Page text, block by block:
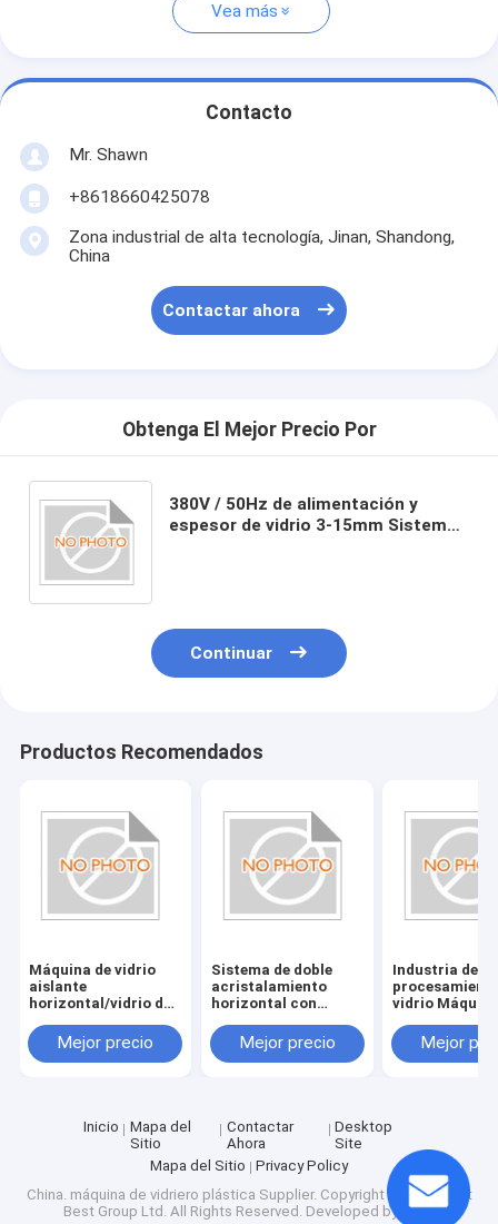
Vea más
Contacto
Mr. Shawn
+8618660425078
Zona industrial de alta tecnología, Jinan, Shandong,
China
Contactar ahora
Obtenga El Mejor Precio Por
380V / 50Hz de alimentación y
espesor de vidrio 3-15mm Sistema
Continuar
Productos Recomendados
Máquina de vidrio
aislante
horizontal/vidrio de
acristalamiento de
ahorro energético
consumo de 20KW
Mejor precio
Sistema de doble
acristalamiento
horizontal con
alimentación de
380V/50Hz
Mejor precio
Industria de
vidrio
horizontal/
doble
Mejor
Inicio
Mapa del
Sitio
Contactar
Ahora
Desktop
Site
Mapa del Sitio
Privacy Policy
China. máquina de vidriero plástica Supplier. Copyright © 2026 Saint
Best Group Ltd. All Rights Reserved. Developed by
ECER